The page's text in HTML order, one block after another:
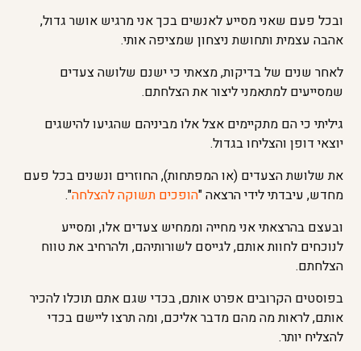
ובכל פעם שאני מסייע לאנשים בכך אני מרגיש אושר גדול,
אהבה עצמית ותחושת ניצחון שמציפה אותי.
לאחר שנים של בדיקות, מצאתי כי ישנם שלושה צעדים
שמסייעים למתאמני ליצור את הצלחתם.
גיליתי כי הם מתקיימים אצל אלו מביניהם שהגיעו להישגים
יוצאי דופן והצליחו בגדול.
את שלושת הצעדים (או המפתחות), החוזרים ונשנים בכל פעם
מחדש, עיבדתי לידי הרצאה "הופכים תשוקה להצלחה".
ובעצם בהרצאתי אני מחייה וממחיש צעדים אלו, ומסייע
לנוכחים לחוות אותם, לגייסם לשורותיהם, ולהרחיב את טווח
הצלחתם.
בפוסטים הקרובים אפרט אותם, בכדי שגם אתם תוכלו להכיר
אותם, לראות מה מהם מדבר אליכם, ומה תרצו ליישם בכדי
להצליח יותר.